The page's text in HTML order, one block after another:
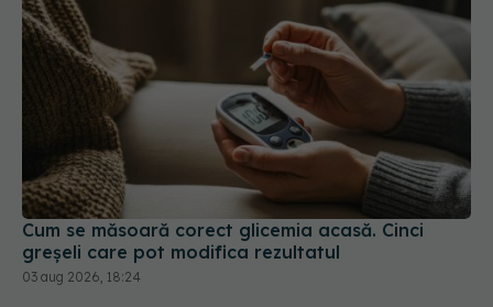
Cum se măsoară corect glicemia acasă. Cinci
greșeli care pot modifica rezultatul
03 aug 2026, 18:24